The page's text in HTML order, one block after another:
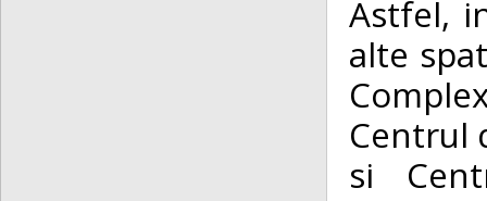
Astfel,
alte
Centrul
si